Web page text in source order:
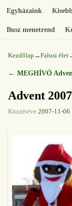
Egyházaink
Busz menetrend
Kezdőlap →Falusi élet
Bejegyzés
← MEGHÍVÓ
Advent 2007
Közzétéve 2007-11-06